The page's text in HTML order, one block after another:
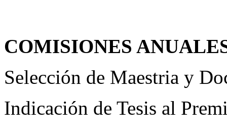
COMISIONES
Selección de Maestria y
Indicación de Tesis al